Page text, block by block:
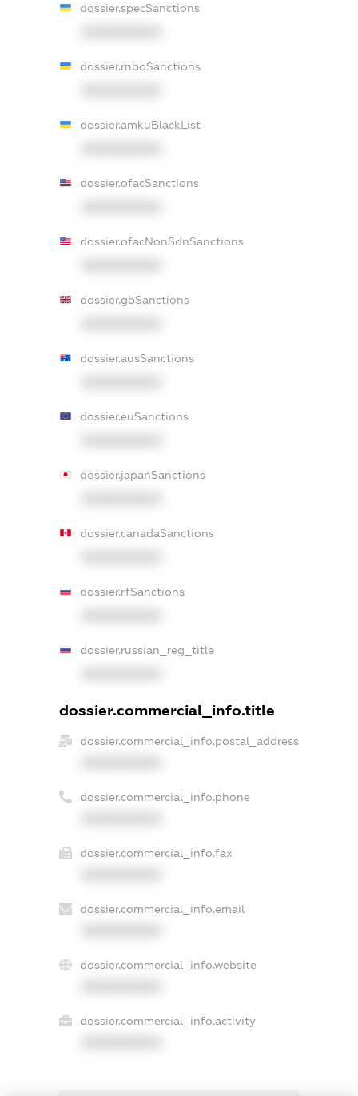
dossier.specSanctions
dossier.rnboSanctions
dossier.amkuBlackList
dossier.ofacSanctions
dossier.ofacNonSdnSanctions
dossier.gbSanctions
dossier.ausSanctions
dossier.euSanctions
dossier.japanSanctions
dossier.canadaSanctions
dossier.rfSanctions
dossier.russian_reg_title
dossier.commercial_info.title
dossier.commercial_info.postal_address
dossier.commercial_info.phone
dossier.commercial_info.fax
dossier.commercial_info.email
dossier.commercial_info.website
dossier.commercial_info.activity